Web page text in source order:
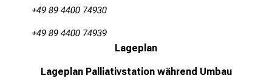
+49 89 4400 74930
+49 89 4400 74939
Lageplan
LageplanPalliativstation während Umbau